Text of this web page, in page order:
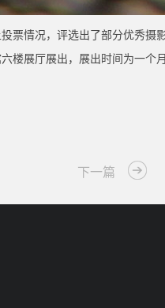
票情况，评选出了部分优秀摄影
楼展厅展出，展出时间为一个
下一篇